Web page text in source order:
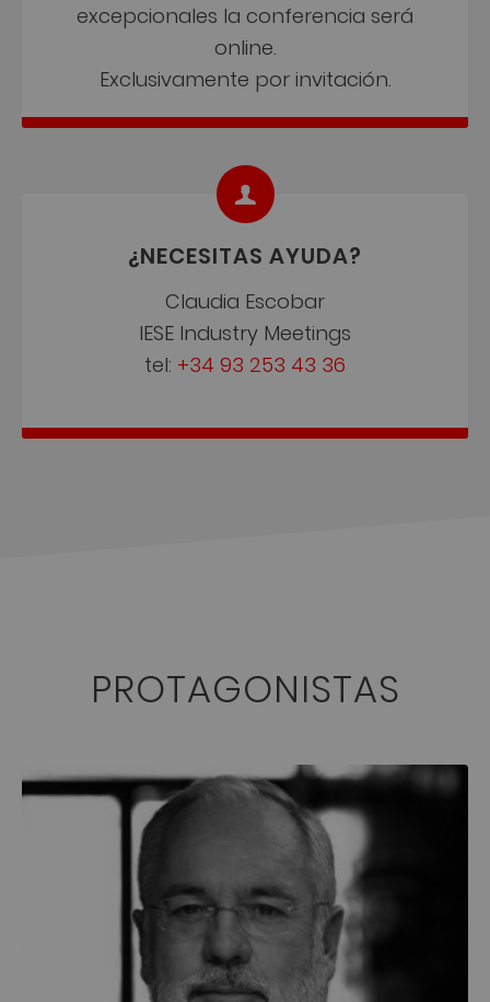
excepcionales la conferencia será
online.
Exclusivamente por invitación.
¿NECESITAS AYUDA?
Claudia Escobar
IESE Industry Meetings
tel: +34 93 253 43 36
PROTAGONISTAS